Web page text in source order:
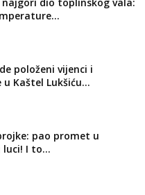
dio toplinskog vala:
položeni vijenci i
u Kaštel Lukšiću...
pao promet u
I to...